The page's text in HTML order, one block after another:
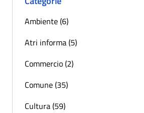
Ambiente (6)
Atri informa (5)
Commercio (2)
Comune (35)
Cultura (59)